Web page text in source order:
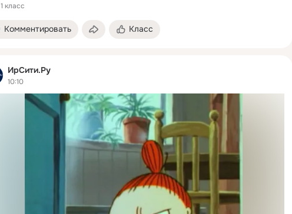
1 класс
Комментировать Класс
ИрСити.Ру
10:10